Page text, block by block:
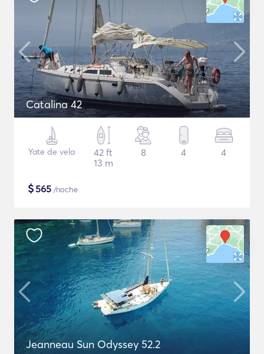
Catalina 42
Yate de vela
42 ft
13 m
8 4 4
$565 /noche
Jeanneau Sun Odyssey 52.2